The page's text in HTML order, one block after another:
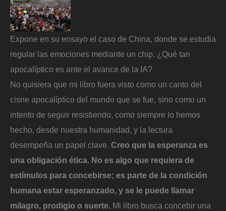
Expone en su ensayo el caso de China, donde se estudia
regular las emociones mediante un chip. ¿Qué tan
apocalíptico es ante el avance de la IA?
No quisiera que mi libro fuera visto como un canto del
cisne apocalíptico del mundo que se fue, sino como un
intento de seguir resistiendo, como siempre lo hemos
hecho, desde nuestra humanidad, y la lectura
desempeña un papel clave. Creo que la esperanza es
una obligación ética. No es algo que requiera de
estímulos para concebirse; es parte de la condición
humana estar esperanzado, y se le puede llamar
milagro, prodigio o suerte. Mi libro busca concebir una